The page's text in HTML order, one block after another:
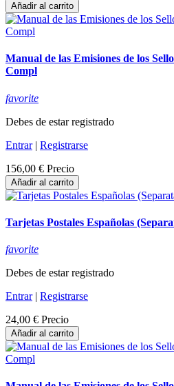
Añadir al carrito
Manual de las Emisiones de los
Compl
favorite
Debes de estar registrado
Entrar| Registrarse
156,00 € Precio
Añadir al carrito
Tarjetas Postales Españolas
favorite
Debes de estar registrado
Entrar| Registrarse
24,00 € Precio
Añadir al carrito